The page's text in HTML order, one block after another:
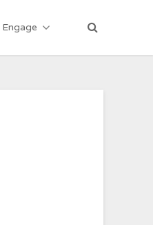
Engage